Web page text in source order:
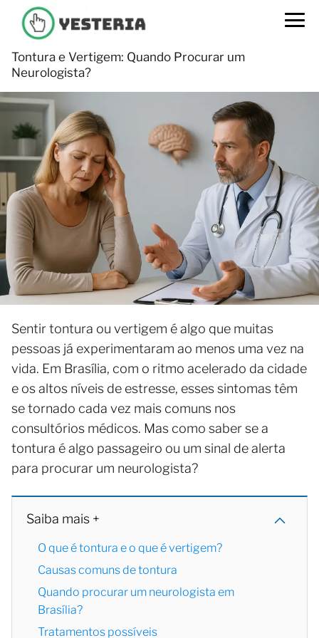
Tontura e Vertigem: Quando Procurar um
Neurologista?
Sentir tontura ou vertigem é algo que muitas
pessoas já experimentaram ao menos uma vez na
vida. Em Brasília, com o ritmo acelerado da cidade
e os altos níveis de estresse, esses sintomas têm
se tornado cada vez mais comuns nos
consultórios médicos. Mas como saber se a
tontura é algo passageiro ou um sinal de alerta
para procurar um neurologista?
Saiba mais +
O que é tontura e o que é vertigem?
Causas comuns de tontura
Quando procurar um neurologista em
Brasília?
Tratamentos possíveis